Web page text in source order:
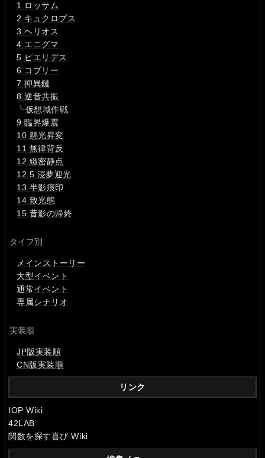
1.ロッサム
2.キュクロプス
3.ヘリオス
4.エニグマ
5.ピエリデス
6.コプリー
7.抑異鏈
8.逆音共振
┗仮想域作戦
9.臨界爆震
10.懸光昇変
11.無律背反
12.緻密静点
12.5.浸夢迎光
13.半影痕印
14.致光態
15.昔影の帰終
タイプ別
メインストーリー
大型イベント
通常イベント
専属シナリオ
実装順
JP版実装順
CN版実装順
リンク
IOP Wiki
42LAB
関数を探す喜び Wiki